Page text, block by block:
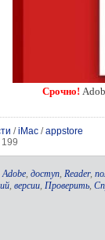
Срочно!
/iMac /appstore
Adobe, доступ, Reader,
, версии, Проверить,